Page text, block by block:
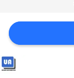
MAPPA
DEL
SITO